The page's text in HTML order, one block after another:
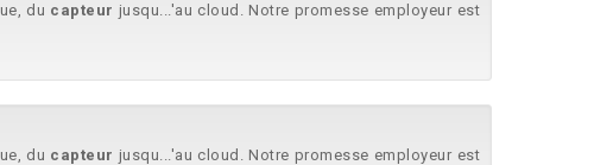
du capteur jusqu...'au cloud. Notre promesse employeur est
du capteur jusqu...'au cloud. Notre promesse employeur est